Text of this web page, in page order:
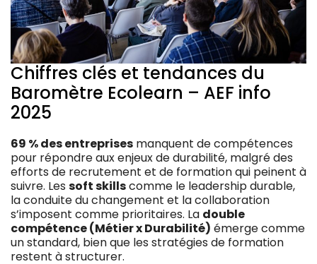
Chiffres clés et tendances du
Baromètre Ecolearn – AEF info
2025
69 % des entreprises manquent de compétences
pour répondre aux enjeux de durabilité, malgré des
efforts de recrutement et de formation qui peinent à
suivre. Les soft skillscomme le leadership durable,
la conduite du changement et la collaboration
s’imposent comme prioritaires. La double
compétence (Métier x Durabilité) émerge comme
un standard, bien que les stratégies de formation
restent à structurer.